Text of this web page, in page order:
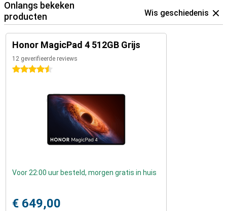
Onlangs bekeken
producten
Wis geschiedenis
Honor MagicPad 4 512GB Grijs
12 geverifieerde reviews
4.5 sterren
Voor 22:00 uur besteld, morgen gratis in huis
€ 649,00